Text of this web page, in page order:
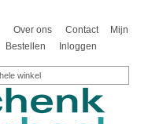
Over ons Contact
Mijn
Bestellen Inloggen